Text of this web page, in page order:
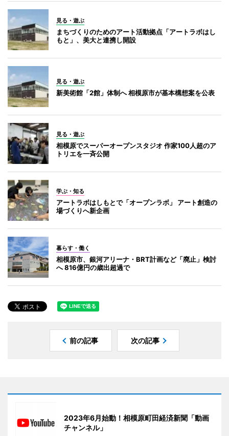
見る・遊ぶ
まちづくりのためのアート活動拠点「アートラボはし
もと」、美大と連携し開設
見る・遊ぶ
新美術館「2館」体制へ 相模原市が基本構想案を公表
見る・遊ぶ
相模原でスーパーオープンスタジオ 作家100人超のア
トリエを一斉公開
学ぶ・知る
アートラボはしもとで「オープンラボ」 アート創造の
場づくりへ新企画
暮らす・働く
相模原市、銀河アリーナ・BRT計画など「廃止」検討
へ 816億円の歳出超過で
前の記事 次の記事
2023年6月始動！相模原町田経済新聞「動画
チャンネル」